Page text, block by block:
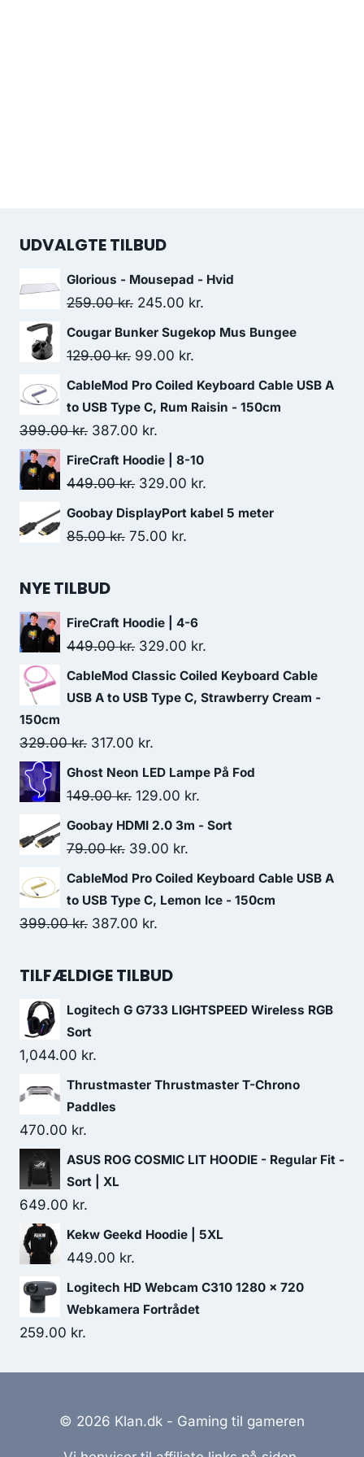
UDVALGTE TILBUD
Glorious - Mousepad - Hvid
259.00kr. Original
price
was:
245.00 kr.
price
Cougar Bunker Sugekop Mus Bungee
129.00kr. Original
price
was:
129.00 kr..
99.00 kr.
price
is:
CableMod Pro Coiled Keyboard Cable USB A
to USB Type C, Rum Raisin - 150cm
399.00kr. Original
price
was:
387.00 kr.
price
is:
FireCraft Hoodie | 8-10
449.00kr. Original
price
was:
329.00 kr.
price
Goobay DisplayPort kabel 5 meter
85.00kr. Original
75.00 kr.
NYE TILBUD
FireCraft Hoodie | 4-6
449.00kr. Original
price
was:
329.00 kr.
price
is:
CableMod Classic Coiled Keyboard Cable
USB A to USB Type C, Strawberry Cream -
150cm
329.00kr. Original
price
was:
317.00 kr.
price
is:
Ghost Neon LED Lampe På Fod
149.00kr. Original
price
was:
129.00 kr.
price
Goobay HDMI 2.0 3m - Sort
79.00kr. Original
price
was:
79.00 kr..
39.00 kr.
price
is:
CableMod Pro Coiled Keyboard Cable USB A
to USB Type C, Lemon Ice - 150cm
399.00kr. Original
was:
387.00 kr.
is:
TILFÆLDIGE TILBUD
Logitech G G733 LIGHTSPEED Wireless RGB
Sort
1,044.00 kr.
Thrustmaster Thrustmaster T-Chrono
Paddles
470.00 kr.
ASUS ROG COSMIC LIT HOODIE - Regular Fit -
Sort | XL
649.00 kr.
Kekw Geekd Hoodie | 5XL
449.00 kr.
Logitech HD Webcam C310 1280 x 720
Webkamera Fortrådet
259.00 kr.
© 2026 Klan.dk - Gaming til gameren